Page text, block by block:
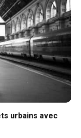
urbains avec